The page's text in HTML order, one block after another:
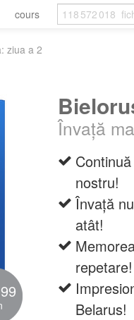
cours
ziua a 2
Învață
nostru!
Învață
atât!
repetare!
Belarus!